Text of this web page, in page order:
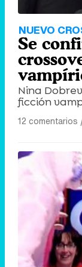
NUEVO
Se
Nina
ficción
12 comentarios